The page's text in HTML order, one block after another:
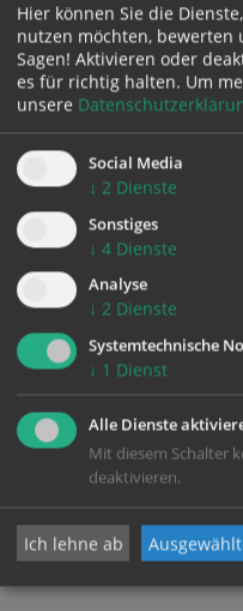
Im Jahr 1983 wurde auf
Mayrhofer aus der Kath.
Frauenchor gegründet,
musikalische
ist. In den ersten
Wagner geleitet, wurde
von ihm geleitet.
Weit über 1000
Trauernden als Trost
Gott.
Hier können Sie die
nutzen möchten, bewerten
Sagen! Aktivieren oder
es für richtig halten. Um
unsere
Social Media
↓ 2 Dienste
Sonstiges
↓ 4 Dienste
Analyse
↓ 2 Dienste
Systemtechnische
↓ 1 Dienst
Alle Dienste
Mit diesem Schalter
deaktivieren.
Ich lehne ab